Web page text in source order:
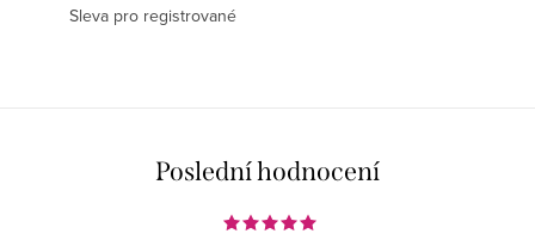
Sleva pro registrované
Poslední hodnocení